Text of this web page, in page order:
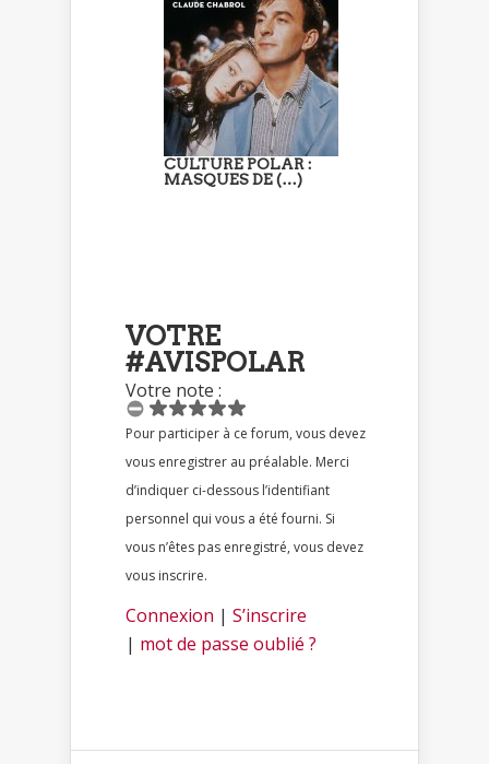
CULTURE POLAR :
MASQUES DE (…)
VOTRE
#AVISPOLAR
Votre note :
Pour participer à ce forum, vous devez
vous enregistrer au préalable. Merci
d’indiquer ci-dessous l’identifiant
personnel qui vous a été fourni. Si
vous n’êtes pas enregistré, vous devez
vous inscrire.
Connexion | S’inscrire
| mot de passe oublié ?